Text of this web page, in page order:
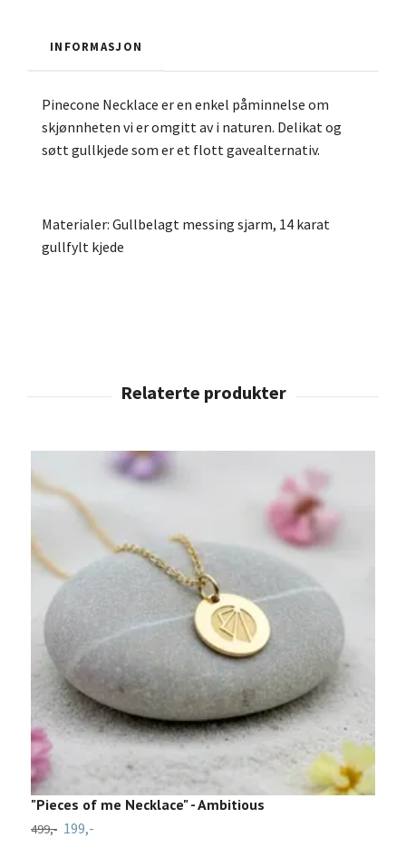
INFORMASJON
Pinecone Necklace er en enkel påminnelse om
skjønnheten vi er omgitt av i naturen. Delikat og
søtt gullkjede som er et flott gavealternativ.
Materialer: Gullbelagt messing sjarm, 14 karat
gullfylt kjede
"Pieces of me Necklace" - Ambitious
499,- 199,-